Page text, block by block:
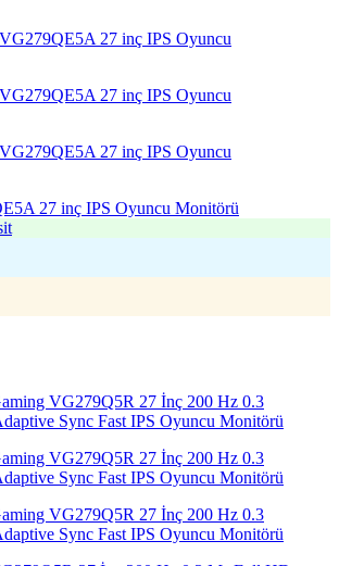
27 inç IPS Oyuncu Monitörü